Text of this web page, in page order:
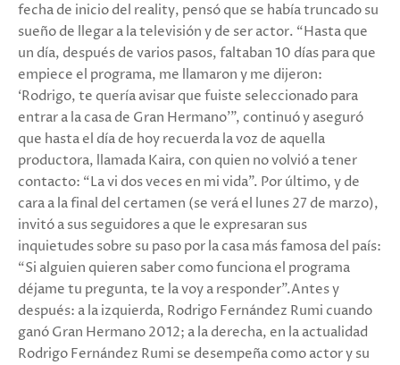
fecha de inicio del reality, pensó que se había truncado su
sueño de llegar a la televisión y de ser actor. “Hasta que
un día, después de varios pasos, faltaban 10 días para que
empiece el programa, me llamaron y me dijeron:
‘Rodrigo, te quería avisar que fuiste seleccionado para
entrar a la casa de Gran Hermano’”, continuó y aseguró
que hasta el día de hoy recuerda la voz de aquella
productora, llamada Kaira, con quien no volvió a tener
contacto: “La vi dos veces en mi vida”. Por último, y de
cara a la final del certamen (se verá el lunes 27 de marzo),
invitó a sus seguidores a que le expresaran sus
inquietudes sobre su paso por la casa más famosa del país:
“Si alguien quieren saber como funciona el programa
déjame tu pregunta, te la voy a responder”.Antes y
después: a la izquierda, Rodrigo Fernández Rumi cuando
ganó Gran Hermano 2012; a la derecha, en la actualidad
Rodrigo Fernández Rumi se desempeña como actor y su